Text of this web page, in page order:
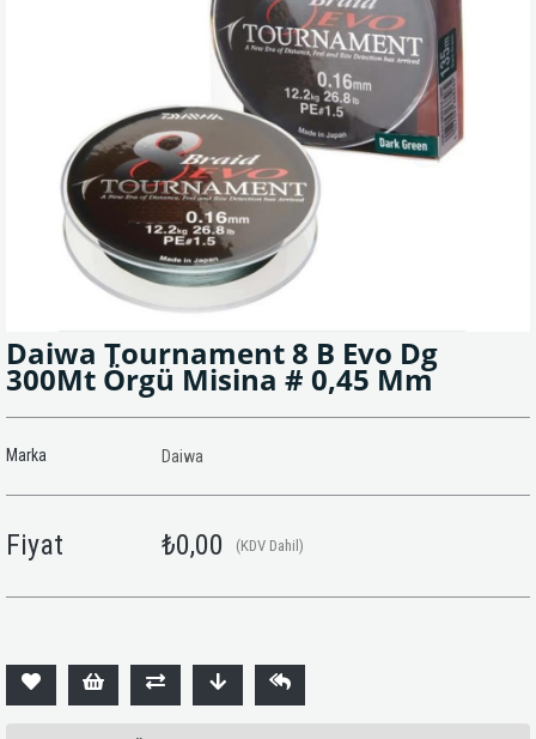
Daiwa Tournament 8 B Evo Dg
300Mt Örgü Misina # 0,45 Mm
Marka Daiwa
Fiyat ₺0,00 (KDV Dahil)